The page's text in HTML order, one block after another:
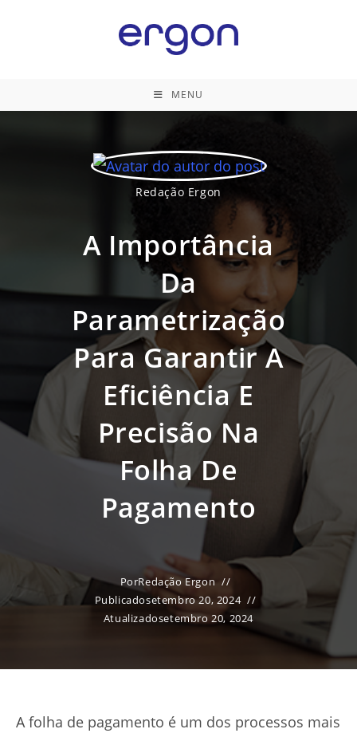
MENU
Redação Ergon
A Importância
Da
Parametrização
Para Garantir A
Eficiência E
Precisão Na
Folha De
Pagamento
PorRedação Ergon
Publicadosetembro 20, 2024
Atualizadosetembro 20, 2024
A folha de pagamento é um dos processos mais